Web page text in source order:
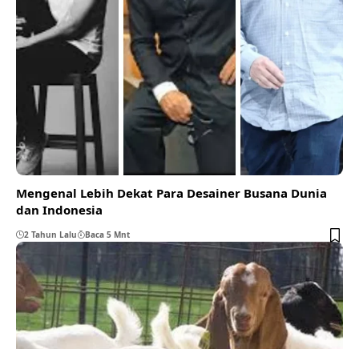
Mengenal Lebih Dekat Para Desainer Busana Dunia
dan Indonesia
2 Tahun Lalu Baca 5 Mnt